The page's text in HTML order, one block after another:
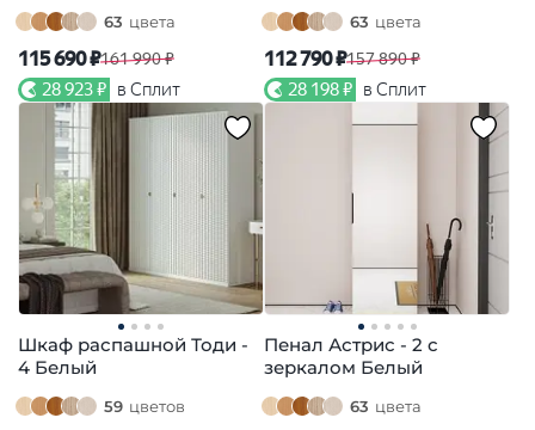
63 цвета
115 690 ₽161 990 ₽
28 923 ₽ в Сплит
63 цвета
112 790 ₽157 890 ₽
28 198 ₽ в Сплит
Шкаф распашной Тоди -
4 Белый
59 цветов
Пенал Астрис - 2 с
зеркалом Белый
63 цвета